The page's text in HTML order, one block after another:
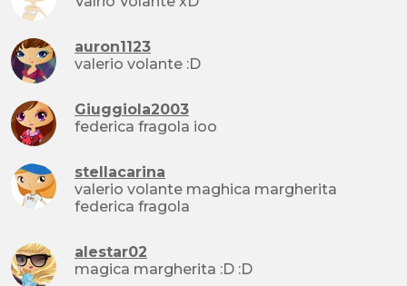
auron1123
valerio volante :D
Giuggiola2003
federica fragola ioo
stellacarina
valerio volante maghica margherita
federica fragola
alestar02
magica margherita :D :D